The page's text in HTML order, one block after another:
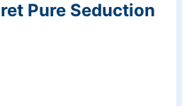
Pure Seduction